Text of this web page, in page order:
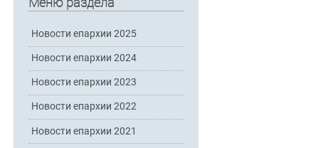
Новости епархии 2025
Новости епархии 2024
Новости епархии 2023
Новости епархии 2022
Новости епархии 2021